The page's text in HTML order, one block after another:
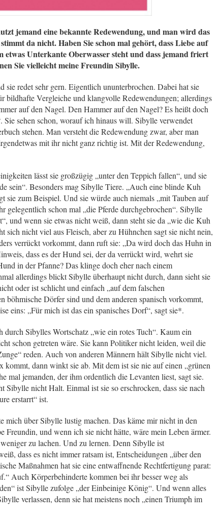
jemand eine bekannte Redewendung, und man wird das
da nicht. Haben Sie schon mal gehört, dass Liebe auf
etwas Unterkante Oberwasser steht und dass jemand friert
Sie vielleicht meine Freundin Sibylle.
sie redet sehr gern. Eigentlich ununterbrochen. Dabei hat sie
bildhafte Vergleiche und klangvolle Redewendungen; allerdings
auf den Nagel. Den Hammer auf den Nagel? Es heißt doch
sehen schon, worauf ich hinaus will. Sibylle verwendet
stehen. Man versteht die Redewendung zwar, aber man
mit ihr nicht ganz richtig ist. Mit der Redewendung,
lässt sie großzügig „unter den Teppich fallen“, und sie
sein“. Besonders mag Sibylle Tiere. „Auch eine blinde Kuh
sie zum Beispiel. Und sie würde auch niemals „mit Tauben auf
gelegentlich schon mal „die Pferde durchgebrochen“. Sibylle
und wenn sie etwas nicht weiß, dann steht sie da „wie die Kuh
sich nicht viel aus Fleisch, aber zu Hühnchen sagt sie nicht nein,
verrückt vorkommt, dann ruft sie: „Da wird doch das Huhn in
dass es der Hund sei, der da verrückt wird, wehrt sie
in der Pfanne? Das klinge doch eher nach einem
allerdings blickt Sibylle überhaupt nicht durch, dann sieht sie
oder ist schlicht und einfach „auf dem falschen
böhmische Dörfer sind und dem anderen spanisch vorkommt,
eins: „Für mich ist das ein spanisches Dorf“, sagt sie*.
durch Sibylles Wortschatz „wie ein rotes Tuch“. Kaum ein
schon getreten wäre. Sie kann Politiker nicht leiden, weil die
reden. Auch von anderen Männern hält Sibylle nicht viel.
kommt, dann winkt sie ab. Mit dem ist sie nie auf einen „grünen
mal jemanden, der ihm ordentlich die Levanten liest, sagt sie.
Sibylle nicht Halt. Einmal ist sie so erschrocken, dass sie nach
erstarrt“ ist.
mich über Sibylle lustig machen. Das käme mir nicht in den
Freundin, und wenn ich sie nicht hätte, wäre mein Leben ärmer.
zu lachen. Und zu lernen. Denn Sibylle ist
dass es nicht immer ratsam ist, Entscheidungen „über den
Maßnahmen hat sie eine entwaffnende Rechtfertigung parat:
Auch Körperbehinderte kommen bei ihr besser weg als
ist Sibylle zufolge „der Einbeinige König“. Und wenn alles
verlassen, denn sie hat meistens noch „einen Triumph im